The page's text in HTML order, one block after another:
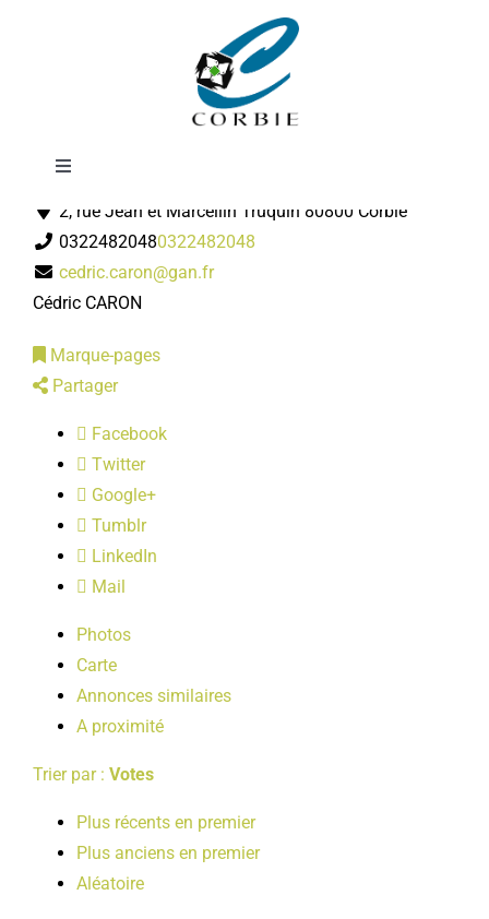
Toggle
Mairie
DÉMARCHES ADMINISTRATIVES
SERVICES MUNICIPAUX
PRATIQUE
PUBLICATIONS
GAN Assurances
2, rue Jean et Marcellin Truquin 80800 Corbie
03224820480322482048
cedric.caron@gan.fr
Cédric CARON
Marque-pages
Partager
Facebook
Twitter
Google+
Tumblr
LinkedIn
Mail
Photos
Carte
Annonces similaires
A proximité
Trier par : Votes
Plus récents en premier
Plus anciens en premier
Aléatoire